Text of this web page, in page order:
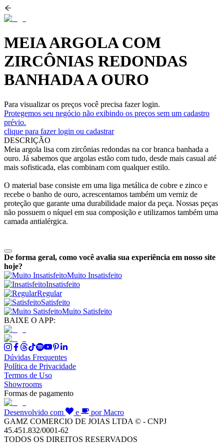
MEIA ARGOLA COM
ZIRCÔNIAS REDONDAS
BANHADA A OURO
Para visualizar os preços você precisa fazer login.
Protegemos seu negócio não exibindo os preços sem um cadastro
prévio.
clique para fazer login ou cadastrar
DESCRIÇÃO
Meia argola lisa com zircônias redondas na cor branca banhada a
ouro. Já sabemos que argolas estão com tudo, desde mais casual até
mais sofisticada, elas combinam com qualquer estilo.
O material base consiste em uma liga metálica de cobre e zinco e
recebe o banho de ouro, acrescentamos também um verniz de
proteção que garante uma durabilidade maior da peça. Nossas peças
não possuem o níquel em sua composição e utilizamos também uma
camada antialérgica.
De forma geral, como você avalia sua experiência em nosso site
hoje?
Muito Insatisfeito
Insatisfeito
Regular
Satisfeito
Muito Satisfeito
BAIXE O APP:
Dúvidas Frequentes
Política de Privacidade
Termos de Uso
Showrooms
Formas de pagamento
Desenvolvido com e
por Macro
GAMZ COMERCIO DE JOIAS LTDA © - CNPJ
45.451.832/0001-62
TODOS OS DIREITOS RESERVADOS